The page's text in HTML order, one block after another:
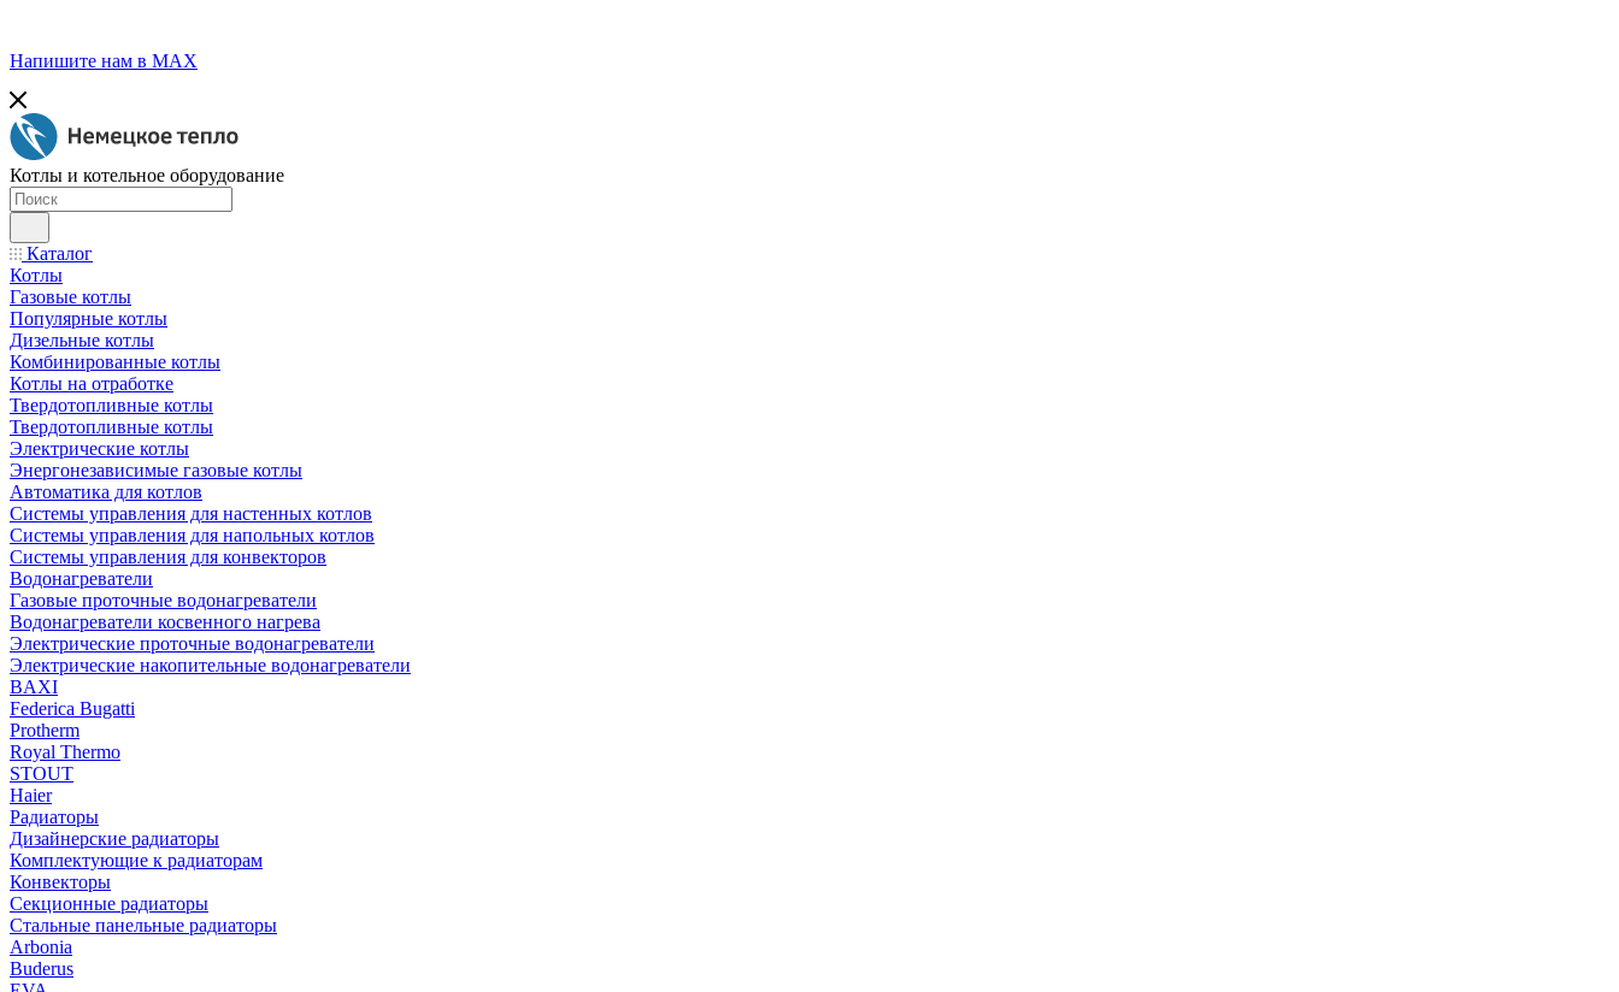
Напишите нам в МАХ
Котлы и котельное оборудование
Каталог
Котлы
Газовые котлы
Популярные котлы
Дизельные котлы
Комбинированные котлы
Котлы на отработке
Твердотопливные котлы
Твердотопливные котлы
Электрические котлы
Энергонезависимые газовые котлы
Автоматика для котлов
Системы управления для настенных котлов
Системы управления для напольных котлов
Системы управления для конвекторов
Водонагреватели
Газовые проточные водонагреватели
Водонагреватели косвенного нагрева
Электрические проточные водонагреватели
Электрические накопительные водонагреватели
BAXI
Federica Bugatti
Protherm
Royal Thermo
STOUT
Haier
Радиаторы
Дизайнерские радиаторы
Комплектующие к радиаторам
Конвекторы
Секционные радиаторы
Стальные панельные радиаторы
Arbonia
Buderus